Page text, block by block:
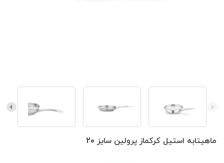
ماهیتابه استیل کرکماز پرولین سایز 20